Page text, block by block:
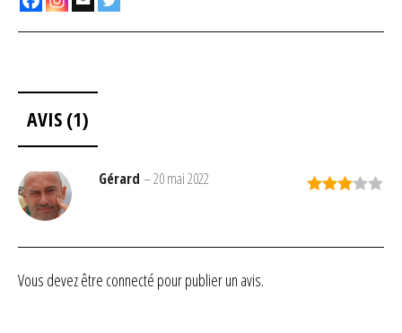
AVIS (1)
Gérard –20 mai 2022
Vous devez être connecté pour publier un avis.